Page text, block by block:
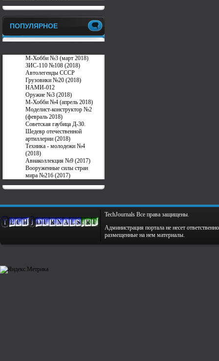
ПОПУЛЯРНОЕ
М-Хобби №3 (март 2018)
ЗИС-110 №108 (2018)
Автолегенды СССР
Грузовики №20 (2018)
НАМИ-012
Оружие №3 (2018)
М-Хобби №4 (апрель 2018)
Моделист-конструктор №2
(февраль 2018)
Советская гаубица Д-30.
Шедевр отечественной
артиллерии (2018)
Техника - молодежи №4
(2018)
Авиаколлекция №9 (2017)
Вооруженные силы стран
мира №216 (2017)
TechJournals Все права защищены.
Администрация портала не несет
размещенные на нем материалы.